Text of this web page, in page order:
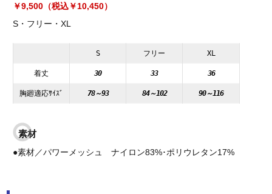
￥9,500（税込￥10,450）
S・フリー・XL
S フリー XL
着丈 30 33 36
胸廻適応ｻｲｽﾞ 78～93 84～102 90～116
素材
●素材／パワーメッシュ ナイロン83%･ポリウレタン17%